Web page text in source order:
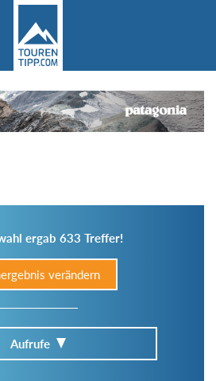
ergab 633 Treffer!
verändern
Aufrufe